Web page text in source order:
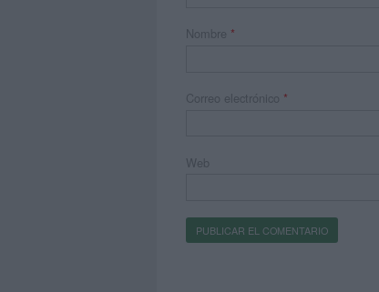
Nombre *
Correo electrónico *
Web